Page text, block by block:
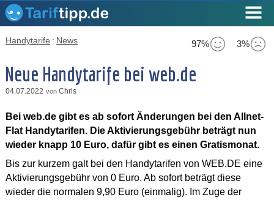
97% 3%
Handytarife : News
Neue Handytarife bei web.de
04.07.2022 von Chris
Bei web.de gibt es ab sofort Änderungen bei den Allnet-
Flat Handytarifen. Die Aktivierungsgebühr beträgt nun
wieder knapp 10 Euro, dafür gibt es einen Gratismonat.
Bis zur kurzem galt bei den Handytarifen von WEB.DE eine
Aktivierungsgebühr von 0 Euro. Ab sofort beträgt diese
wieder die normalen 9,90 Euro (einmalig). Im Zuge der